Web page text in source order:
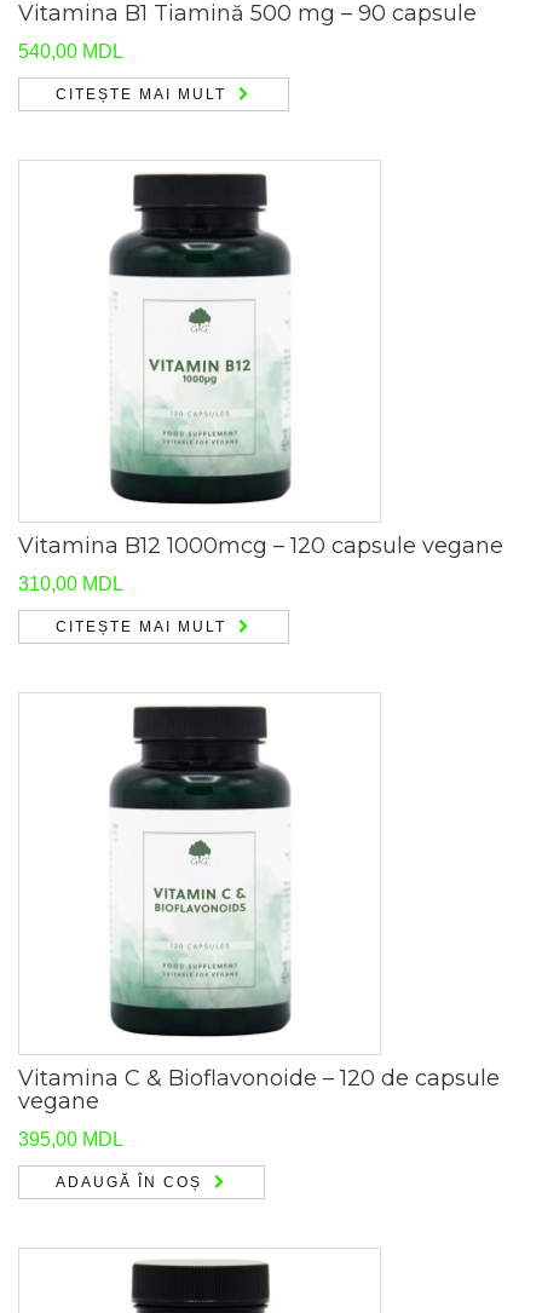
Vitamina B1 Tiamină 500 mg – 90 capsule
540,00 MDL
CITEȘTE MAI MULT
Vitamina B12 1000mcg – 120 capsule vegane
310,00 MDL
CITEȘTE MAI MULT
Vitamina C & Bioflavonoide – 120 de capsule
vegane
395,00 MDL
ADAUGĂ ÎN COȘ